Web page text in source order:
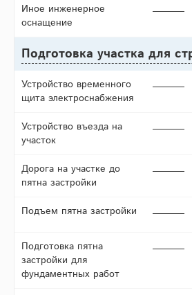
Иное инженерное
оснащение
Подготовка участка для
Устройство временного
щита электроснабжения
Устройство въезда на
участок
Дорога на участке до
пятна застройки
Подъем пятна застройки
Подготовка пятна
застройки для
фундаментных работ